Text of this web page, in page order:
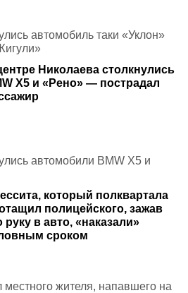
автомобиль таки «Уклон»
Николаева столкнулись
X5 и «Рено» — пострадал
автомобили BMW X5 и
который полквартала
полицейского, зажав
руку в авто, «наказали»
сроком
жителя, напавшего на